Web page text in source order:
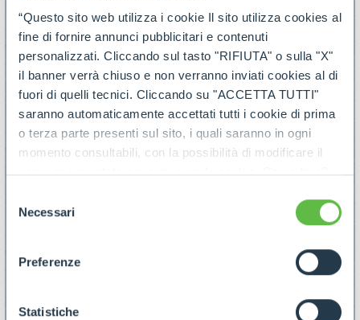
“Questo sito web utilizza i cookie Il sito utilizza cookies al
fine di fornire annunci pubblicitari e contenuti
personalizzati. Cliccando sul tasto "RIFIUTA" o sulla "X"
il banner verrà chiuso e non verranno inviati cookies al di
fuori di quelli tecnici. Cliccando su "ACCETTA TUTTI"
saranno automaticamente accettati tutti i cookie di prima
o terza parte presenti sul sito, i quali saranno in ogni
momento consultabili, con la possibilità di modificare il
consenso prestato per ogni singolo cookie. Come fare?
ogni pagina, selezionare "Modifichi il suo consenso" e
dell'informativa completa nel footer presente in ogni
pagina. Per esercitare i diritti riconosciuti all'interessato ai
GDPR abbiamo predisposto una
apposita procedura.
delNecessari
Preferenze
Statistiche